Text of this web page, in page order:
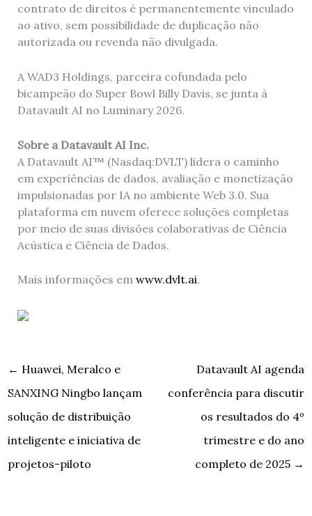
contrato de direitos é permanentemente vinculado
ao ativo, sem possibilidade de duplicação não
autorizada ou revenda não divulgada.
A WAD3 Holdings, parceira cofundada pelo
bicampeão do Super Bowl Billy Davis, se junta à
Datavault AI no Luminary 2026.
Sobre a Datavault AI Inc.
A Datavault AI™ (Nasdaq:DVLT) lidera o caminho
em experiências de dados, avaliação e monetização
impulsionadas por IA no ambiente Web 3.0. Sua
plataforma em nuvem oferece soluções completas
por meio de suas divisões colaborativas de Ciência
Acústica e Ciência de Dados.
Mais informações em www.dvlt.ai.
← Huawei, Meralco e
SANXING Ningbo lançam
solução de distribuição
inteligente e iniciativa de
projetos-piloto
Datavault AI agenda
conferência para discutir
os resultados do 4º
trimestre e do ano
completo de 2025 →